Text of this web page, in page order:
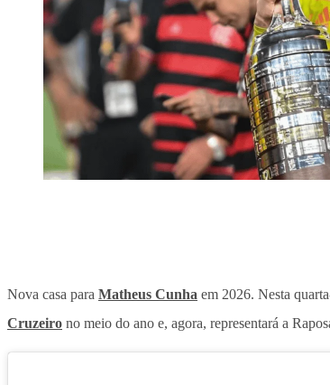
Nova casa para Matheus Cunha em 2026. Nesta
Cruzeiro no meio do ano e, agora, representará a